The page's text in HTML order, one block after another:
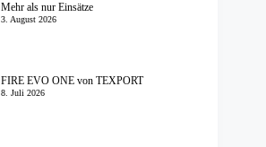
Mehr als nur Einsätze
3. August 2026
FIRE EVO ONE von TEXPORT
8. Juli 2026